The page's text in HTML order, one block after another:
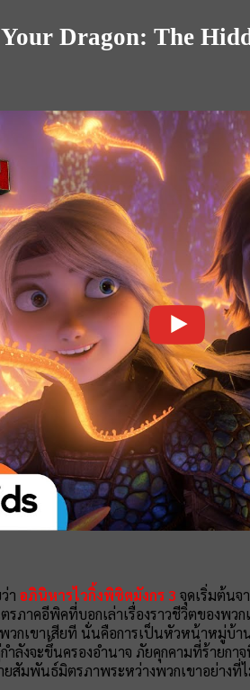
Dragon: The
าอภินิหารไวกิ้งพิชิตมังกร 3 จุดเริ่มต้นจ
รภาคอีพิคที่บอกเล่าเรื่องราวชีวิตของพ
กเขาเสียที นั่นคือการเป็นหัวหน้าหมู่บ้า
ลังจะขึ้นครองอำนาจ ภัยคุกคามที่ร้ายกา
สัมพันธ์มิตรภาพระหว่างพวกเขาอย่างที่